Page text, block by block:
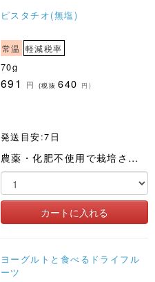
ピスタチオ(無塩)
常温 軽減税率
70g
691 円 (税抜640 円)
発送目安:7日
農薬・化肥不使用で栽培されたピスタチオを香ばしくロースト
ヨーグルトと食べるドライフル
ーツ